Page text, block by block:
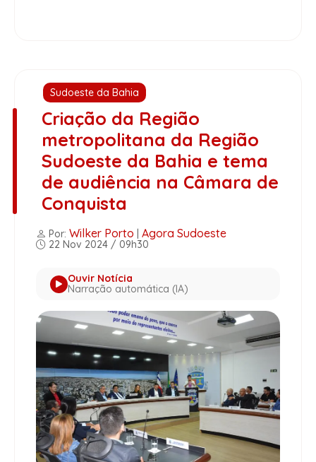
Sudoeste da Bahia
Criação da Região
metropolitana da Região
Sudoeste da Bahia e tema
de audiência na Câmara de
Conquista
Por: Wilker Porto Agora Sudoeste
22 Nov 2024 / 09h30
Ouvir Notícia
Narração automática (IA)